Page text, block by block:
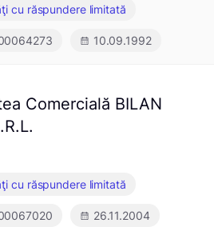
cu răspundere limitată
10.09.1992
Comercială BILAN
cu răspundere limitată
26.11.2004